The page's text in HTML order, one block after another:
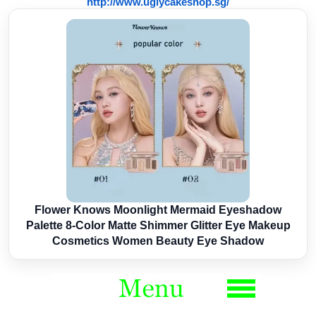
Flower Knows Moonlight Mermaid Eyeshadow
Palette 8-Color Matte Shimmer Glitter Eye Makeup
Cosmetics Women Beauty Eye Shadow